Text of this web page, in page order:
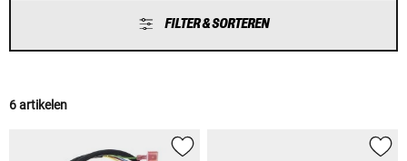
FILTER & SORTEREN
6 artikelen